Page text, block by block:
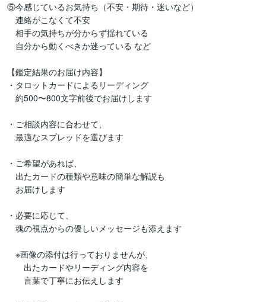
⑤今感じているお気持ち（不安・期待・迷いなど）
連絡がこなくて不安
相手の気持ちが分からず揺れている
自分から動くべきか迷っている など
【鑑定結果のお届け内容】
・タロットカードによるリーディング
約500〜800文字前後でお届けします
・ご相談内容に合わせて、
最適なスプレッドを選びます
・ご希望があれば、
出たカードの種類や意味の簡単な解説も
お届けします
・必要に応じて、
魂の視点からの優しいメッセージも添えます
※画像の添付は行っておりませんが、
出たカードやリーディング内容を
言葉で丁寧にお伝えします